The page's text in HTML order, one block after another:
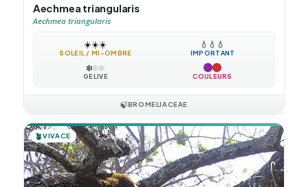
Aechmea triangularis
Aechmea triangularis
☀️☀️☀️
SOLEIL / MI-OMBRE
💧 💧 💧
IMPORTANT
❄️❄️❄️
GÉLIVE COULEURS
🍃BROMELIACEAE
🪴VIVACE